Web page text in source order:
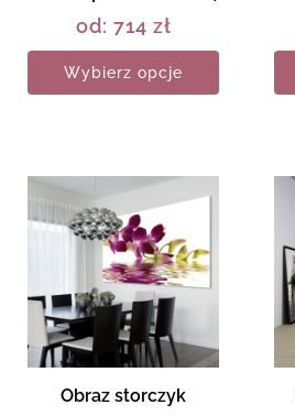
od: 714 zł
Wybierz opcje
Obraz storczyk